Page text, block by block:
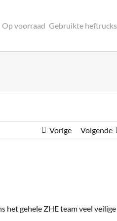
Op voorraad Gebruikte heftrucks
Vorige Volgende
het gehele ZHE team veel veilige